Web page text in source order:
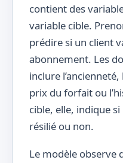
contient des
variable cible.
prédire si un client
abonnement. Les
inclure
prix du forfait ou
cible, elle, indique
résilié ou non.
Le modèle observe